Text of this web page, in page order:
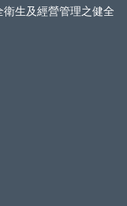
生及經營管理之健全